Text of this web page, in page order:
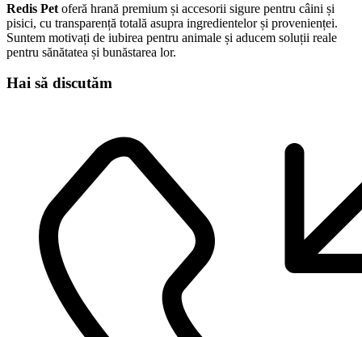
Redis Pet oferă hrană premium și accesorii sigure pentru câini și
pisici, cu transparență totală asupra ingredientelor și provenienței.
Suntem motivați de iubirea pentru animale și aducem soluții reale
pentru sănătatea și bunăstarea lor.
Hai să discutăm